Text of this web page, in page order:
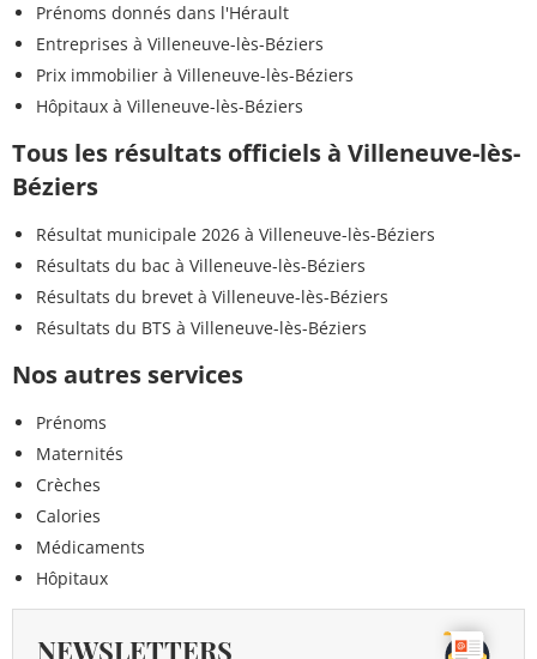
Prénoms donnés dans l'Hérault
Entreprises à Villeneuve-lès-Béziers
Prix immobilier à Villeneuve-lès-Béziers
Hôpitaux à Villeneuve-lès-Béziers
Tous les résultats officiels à Villeneuve-lès-
Béziers
Résultat municipale 2026 à Villeneuve-lès-Béziers
Résultats du bac à Villeneuve-lès-Béziers
Résultats du brevet à Villeneuve-lès-Béziers
Résultats du BTS à Villeneuve-lès-Béziers
Nos autres services
Prénoms
Maternités
Crèches
Calories
Médicaments
Hôpitaux
NEWSLETTERS